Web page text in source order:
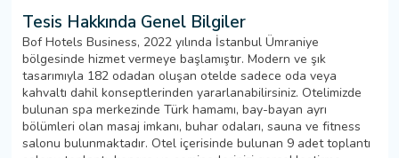
Tesis Hakkında Genel Bilgiler
Bof Hotels Business, 2022 yılında İstanbul Ümraniye
bölgesinde hizmet vermeye başlamıştır. Modern ve şık
tasarımıyla 182 odadan oluşan otelde sadece oda veya
kahvaltı dahil konseptlerinden yararlanabilirsiniz. Otelimizde
bulunan spa merkezinde Türk hamamı, bay-bayan ayrı
bölümleri olan masaj imkanı, buhar odaları, sauna ve fitness
salonu bulunmaktadır. Otel içerisinde bulunan 9 adet toplantı